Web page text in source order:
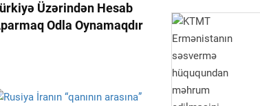
Üzərindən Hesab
Odla Oynamaqdır